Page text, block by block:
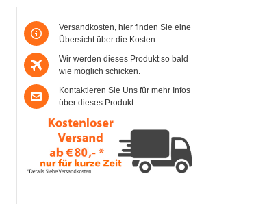
Versandkosten, hier finden Sie eine
Übersicht über die Kosten.
Wir werden dieses Produkt so bald
wie möglich schicken.
Kontaktieren Sie Uns für mehr Infos
über dieses Produkt.